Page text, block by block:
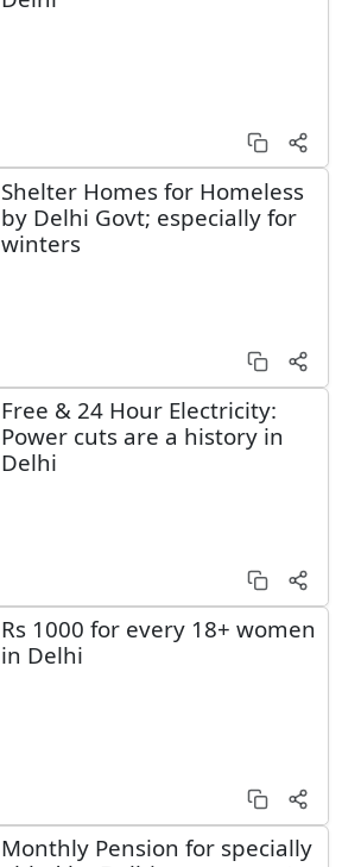
Shelter Homes for Homeless
by Delhi Govt; especially for
winters
Free & 24 Hour Electricity:
Power cuts are a history in
Delhi
Rs 1000 for every 18+ women
in Delhi
Monthly Pension for specially